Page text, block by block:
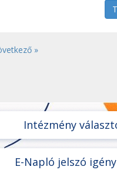
»
Intézmény
E-Napló jelszó